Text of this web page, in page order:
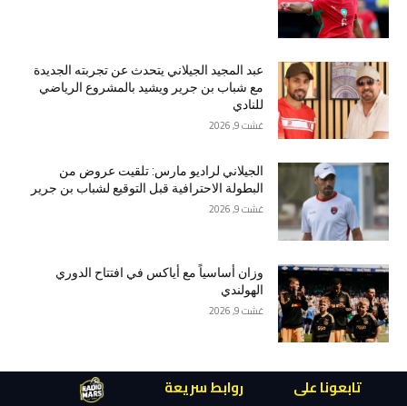
عبد المجيد الجيلاني يتحدث عن تجربته الجديدة
مع شباب بن جرير ويشيد بالمشروع الرياضي
للنادي
غشت 9, 2026
الجيلاني لراديو مارس: تلقيت عروض من
البطولة الاحترافية قبل التوقيع لشباب بن جرير
غشت 9, 2026
وزان أساسياً مع أياكس في افتتاح الدوري
الهولندي
غشت 9, 2026
تابعونا على روابط سريعة